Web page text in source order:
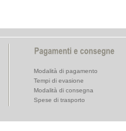
Modalità di pagamento
Tempi di evasione
Modalità di consegna
Spese di trasporto